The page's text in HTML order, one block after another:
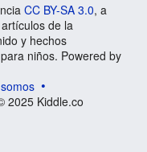
CC BY-SA 3.0, a
de la
y hechos
niños. Powered by
2025 Kiddle.co